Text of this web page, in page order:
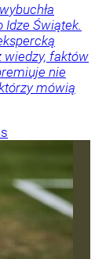
Idze Świątek.
wiedzy, faktów
nie
mówią